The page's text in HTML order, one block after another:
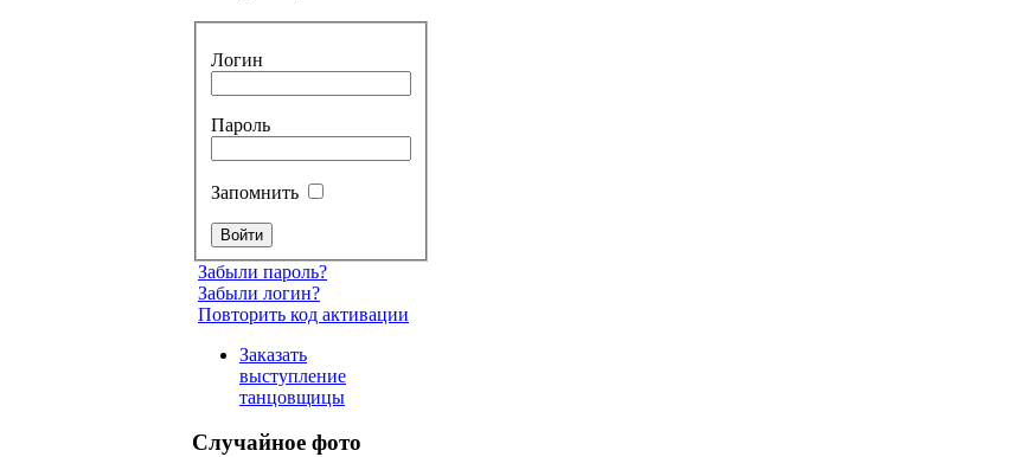
Логин
Пароль
Запомнить
Забыли пароль?
Забыли логин?
Повторить код активации
Заказать
выступление
танцовщицы
Случайное фото